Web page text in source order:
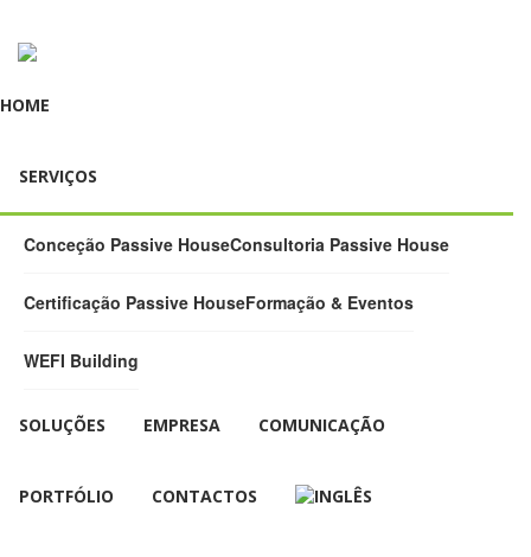
HOME
SERVIÇOS
Conceção Passive HouseConsultoria Passive House
Certificação Passive HouseFormação & Eventos
WEFI Building
SOLUÇÕES EMPRESA COMUNICAÇÃO
PORTFÓLIO CONTACTOS